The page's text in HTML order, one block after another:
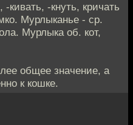
-кнуть, кричать
Мурлыканье - ср.
Мурлыка об. кот,
общее значение, а
к кошке.